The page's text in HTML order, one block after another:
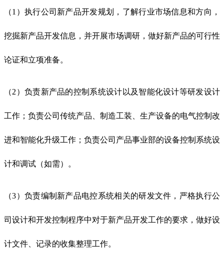
（1）执行公司新产品开发规划，了解行业市场信息和方向，
挖掘新产品开发信息，并开展市场调研，做好新产品的可行性
论证和立项准备。
（2）负责新产品的控制系统设计以及智能化设计等研发设计
工作；负责公司传统产品、制造工装、生产设备的电气控制改
进和智能化升级工作；负责公司产品事业部的设备控制系统设
计和调试（如需）。
（3）负责编制新产品电控系统相关的研发文件，严格执行公
司设计和开发控制程序中对于新产品开发工作的要求，做好设
计文件、记录的收集整理工作。